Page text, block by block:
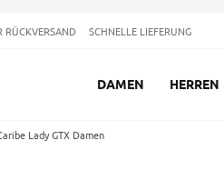
RÜCKVERSAND SCHNELLE LIEFERUNG
DAMEN HERREN
Lady GTX Damen